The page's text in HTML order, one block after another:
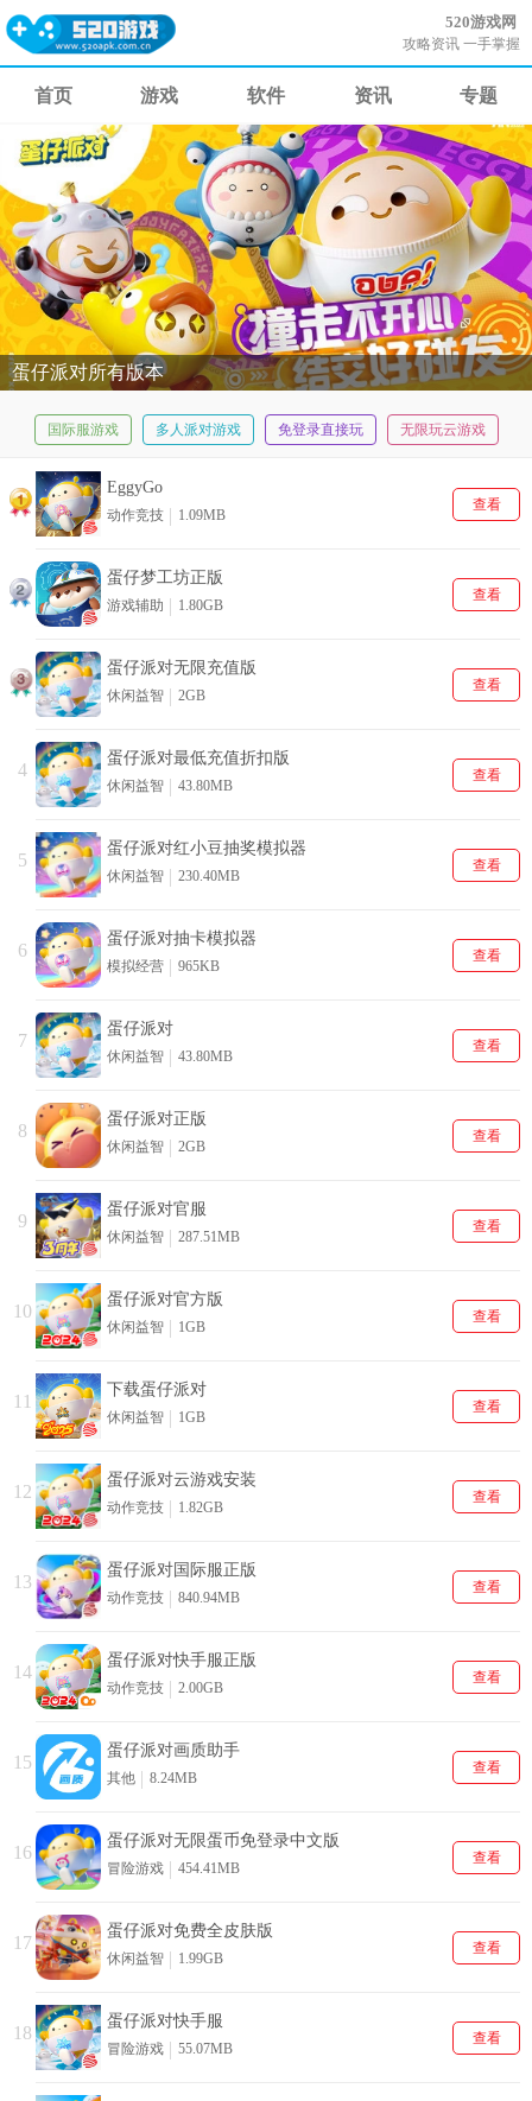
520游戏网
攻略资讯 一手掌握
首页 游戏 软件 资讯 专题
蛋仔派对所有版本
国际服游戏 多人派对游戏 免登录直接玩 无限玩云游戏
EggyGo
动作竞技 1.09MB
查看
蛋仔梦工坊正版
游戏辅助 1.80GB
查看
蛋仔派对无限充值版
休闲益智 2GB
查看
4
蛋仔派对最低充值折扣版
休闲益智 43.80MB
查看
5
蛋仔派对红小豆抽奖模拟器
休闲益智 230.40MB
查看
6
蛋仔派对抽卡模拟器
模拟经营 965KB
查看
7
蛋仔派对
休闲益智 43.80MB
查看
8
蛋仔派对正版
休闲益智 2GB
查看
9
蛋仔派对官服
休闲益智 287.51MB
查看
10
蛋仔派对官方版
休闲益智 1GB
查看
11
下载蛋仔派对
休闲益智 1GB
查看
12
蛋仔派对云游戏安装
动作竞技 1.82GB
查看
13
蛋仔派对国际服正版
动作竞技 840.94MB
查看
14
蛋仔派对快手服正版
动作竞技 2.00GB
查看
15
蛋仔派对画质助手
其他 8.24MB
查看
16
蛋仔派对无限蛋币免登录中文版
冒险游戏 454.41MB
查看
17
蛋仔派对免费全皮肤版
休闲益智 1.99GB
查看
18
蛋仔派对快手服
冒险游戏 55.07MB
查看